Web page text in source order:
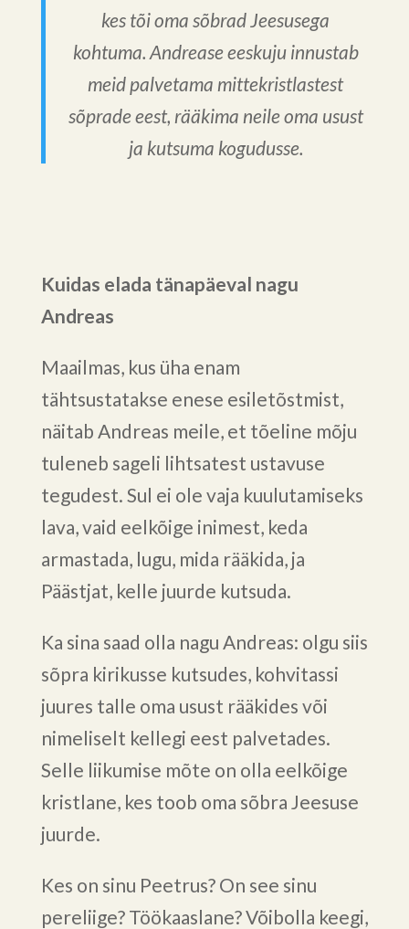
kes tõi oma sõbrad Jeesusega
kohtuma. Andrease eeskuju innustab
meid palvetama mittekristlastest
sõprade eest, rääkima neile oma usust
ja kutsuma kogudusse.
Kuidas elada tänapäeval nagu
Andreas
Maailmas, kus üha enam
tähtsustatakse enese esiletõstmist,
näitab Andreas meile, et tõeline mõju
tuleneb sageli lihtsatest ustavuse
tegudest. Sul ei ole vaja kuulutamiseks
lava, vaid eelkõige inimest, keda
armastada, lugu, mida rääkida, ja
Päästjat, kelle juurde kutsuda.
Ka sina saad olla nagu Andreas: olgu siis
sõpra kirikusse kutsudes, kohvitassi
juures talle oma usust rääkides või
nimeliselt kellegi eest palvetades.
Selle liikumise mõte on olla eelkõige
kristlane, kes toob oma sõbra Jeesuse
juurde.
Kes on sinu Peetrus? On see sinu
pereliige? Töökaaslane? Võibolla keegi,